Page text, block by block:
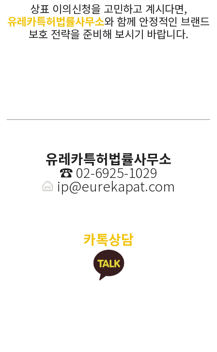
상표 이의신청을 고민하고 계시다면,
유레카특허법률사무소와 함께 안정적인 브랜드
보호 전략을 준비해 보시기 바랍니다.
유레카특허법률사무소
☎️ 02-6925-1029
ip@eurekapat.com
카톡상담